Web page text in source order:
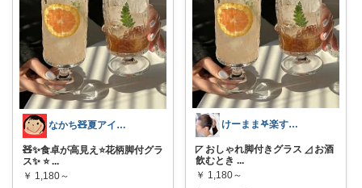
なかち🧸夏アイテム＆便利グッズ✨
🧸✨食卓が高見え⭐️花柄脚付グラ
ス✨ ⭐ ...
￥ 1,180～
けーまま𖤐楽する家づくり☀︎*.｡
◸ おしゃれ脚付きグラス ◿ お酒
飲むとき ...
￥ 1,180～